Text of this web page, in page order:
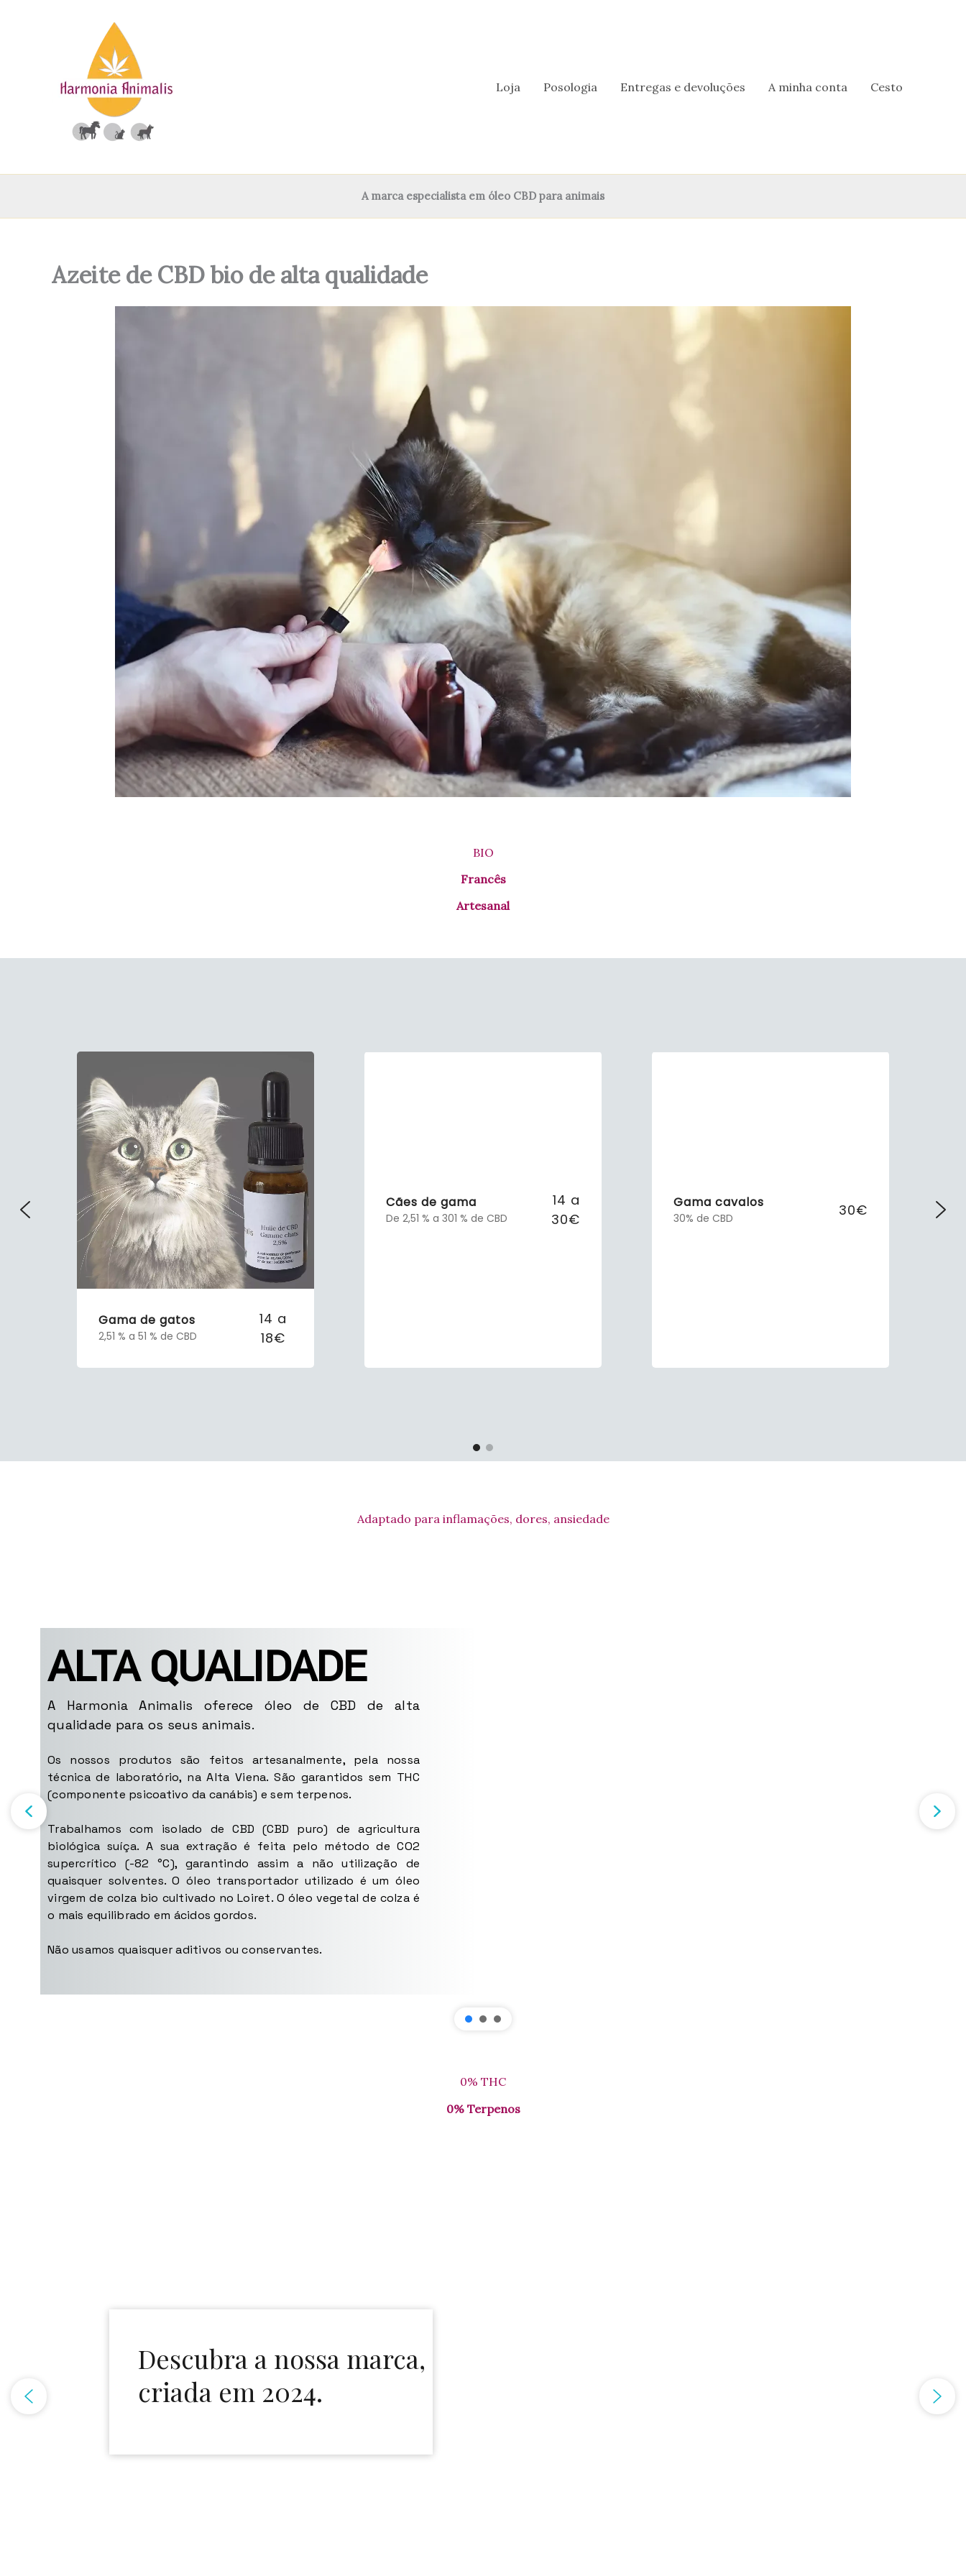
Loja
Posologia Entregas e devoluções A minha conta Cesto
A marca especialista em óleo CBD para animais
Azeite de CBD bio de alta qualidade
BIO
Francês
Artesanal
Gama de gatos
2,51 % a 51 % de CBD
14 a
18€
Cães de gama
De 2,51 % a 301 % de CBD
14 a
30€
Gama cavalos
30% de CBD 30€
Adaptado para inflamações, dores, ansiedade
ALTA QUALIDADE
A Harmonia Animalis oferece óleo de CBD de alta
qualidade para os seus animais.
Os nossos produtos são feitos artesanalmente, pela nossa
técnica de laboratório, na Alta Viena. São garantidos sem THC
(componente psicoativo da canábis) e sem terpenos.
Trabalhamos com isolado de CBD (CBD puro) de agricultura
biológica suíça. A sua extração é feita pelo método de CO2
supercrítico (-82 °C), garantindo assim a não utilização de
quaisquer solventes. O óleo transportador utilizado é um óleo
virgem de colza bio cultivado no Loiret. O óleo vegetal de colza é
o mais equilibrado em ácidos gordos.
Não usamos quaisquer aditivos ou conservantes.
0% THC
0% Terpenos
Descubra a nossa marca,
criada em 2024.